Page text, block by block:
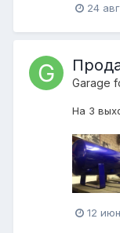
24
Garage
На 3
12